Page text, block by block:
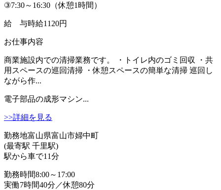
③7:30～16:30（休憩1時間）
給 与時給1120円
お仕事内容
商業施設内での清掃業務です。 ・トイレ内のゴミ回収 ・共
用スペースの巡回清掃 ・休憩スペースの簡単な清掃 巡回し
ながら作...
電子部品の成形マシン...
>>詳細を見る
勤務地富山県富山市婦中町
(最寄駅 千里駅)
駅から車で11分
勤務時間8:00～17:00
実働7時間40分／休憩80分